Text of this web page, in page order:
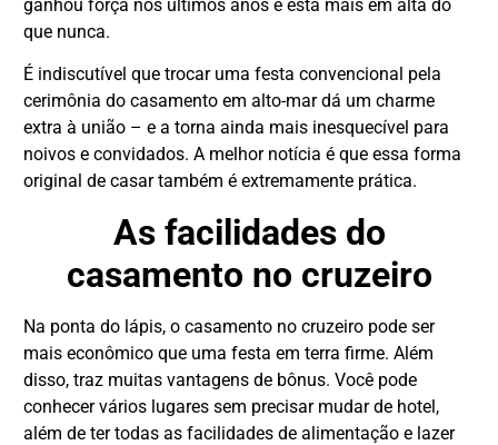
ganhou força nos últimos anos e está mais em alta do
que nunca.
É indiscutível que trocar uma festa convencional pela
cerimônia do casamento em alto-mar dá um charme
extra à união – e a torna ainda mais inesquecível para
noivos e convidados. A melhor notícia é que essa forma
original de casar também é extremamente prática.
As facilidades do
casamento no cruzeiro
Na ponta do lápis, o casamento no cruzeiro pode ser
mais econômico que uma festa em terra firme. Além
disso, traz muitas vantagens de bônus. Você pode
conhecer vários lugares sem precisar mudar de hotel,
além de ter todas as facilidades de alimentação e lazer
DESTAQUE